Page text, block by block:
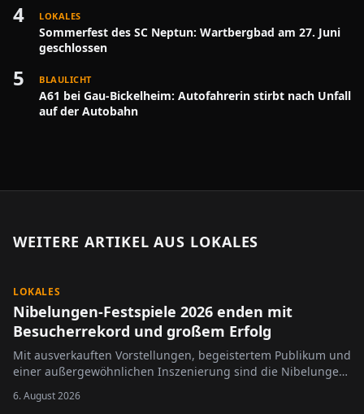
4 LOKALES
Sommerfest des SC Neptun: Wartbergbad am 27. Juni
geschlossen
5 BLAULICHT
A61 bei Gau-Bickelheim: Autofahrerin stirbt nach Unfall
auf der Autobahn
WEITERE ARTIKEL AUS LOKALES
LOKALES
Nibelungen-Festspiele 2026 enden mit
Besucherrekord und großem Erfolg
Mit ausverkauften Vorstellungen, begeistertem Publikum und
einer außergewöhnlichen Inszenierung sind die Nibelungen-
6. August 2026